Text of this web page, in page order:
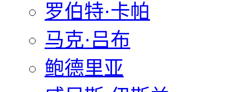
罗伯特·卡帕
马克·吕布
鲍德里亚